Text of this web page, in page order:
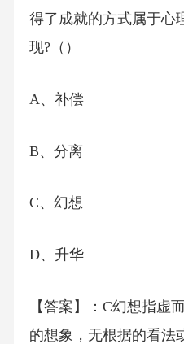
得了成就的方式属于心
现?（）
A、补偿
B、分离
C、幻想
D、升华
【答案】：C幻想指虚
的想象，无根据的看法